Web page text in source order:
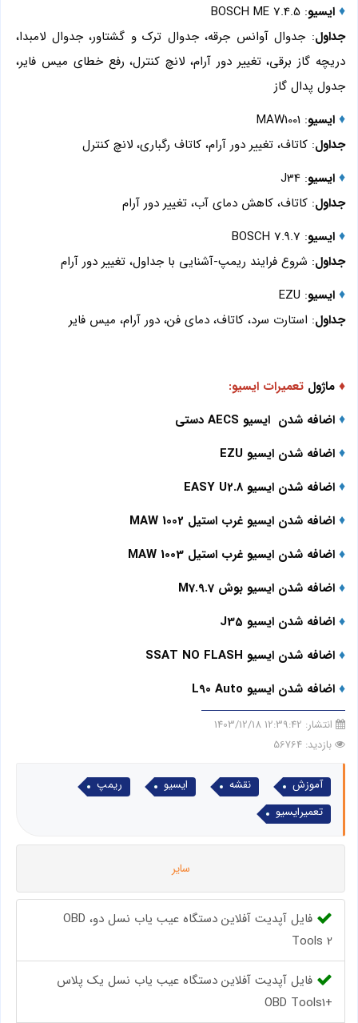
♦ ایسیو: BOSCH ME 7.4.5
جداول: جدوال آوانس جرقه، جدوال ترک و گشتاور، جدوال لامبدا،
دریچه گاز برقی، تغییر دور آرام، لانچ کنترل، رفع خطای میس فایر،
جدول پدال گاز
♦ ایسیو: MAW1001
جداول: کاتاف، تغییر دور آرام، کاتاف رگباری، لانچ کنترل
♦ ایسیو: J34
جداول: کاتاف، کاهش دمای آب، تغییر دور آرام
♦ ایسیو: BOSCH 7.9.7
جداول: شروع فرایند ریمپ-آشنایی با جداول، تغییر دور آرام
♦ ایسیو: EZU
جداول: استارت سرد، کاتاف، دمای فن، دور آرام، میس فایر
♦ ماژول تعمیرات ایسیو:
♦ اضافه شدن ایسیو AECS دستی
♦ اضافه شدن ایسیو EZU
♦ اضافه شدن ایسیو EASY U2.8
♦ اضافه شدن ایسیو غرب استیل MAW 1002
♦ اضافه شدن ایسیو غرب استیل MAW 1003
♦ اضافه شدن ایسیو بوش M7.9.7
♦ اضافه شدن ایسیو J35
♦ اضافه شدن ایسیو SSAT NO FLASH
♦ اضافه شدن ایسیو L90 Auto
انتشار: 12:39:42 1403/12/18
بازدید: 56764
آموزش نقشه ایسیو
ریمپ
تعمیرایسیو
سایر
فایل آپدیت آفلاین دستگاه عیب یاب نسل دو، OBD
Tools 2
فایل آپدیت آفلاین دستگاه عیب یاب نسل یک پلاس
+OBD Tools1